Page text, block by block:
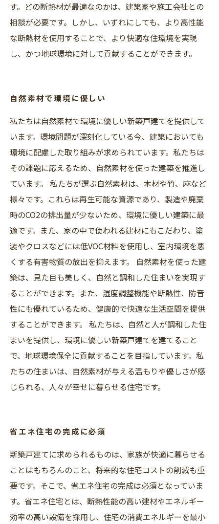
す。どの断熱材が最適なのかは、建築家や施工会社との
相談が必要です。しかし、いずれにしても、より高性能
な断熱材を使用することで、より快適な住環境を実現
し、かつ地球環境に対して貢献することができます。
自然素材で環境に優しい
私たちは自然素材で環境に優しい新築戸建てを提供して
います。環境問題が深刻化している今、建築においても
環境に配慮した取り組みが求められています。私たちは
その課題に応えるため、自然素材を使った建築を推進し
ています。 私たちが選ぶ自然素材は、木材や竹、麻など
様々です。これらは再生可能な資源であり、製造や廃棄
時のCO2の排出量が少ないため、環境に優しい建築に最
適です。また、家の中で使われる建材にもこだわり、塗
装やクロスなどには低VOC材料を使用し、室内環境を悪
くする有害物質の放出を抑えます。 自然素材を使った建
築は、見た目も美しく、自然と調和した住まいを実現す
ることができます。また、湿度調整機能や断熱性、防音
性にも優れているため、健康的で快適な生活空間を提供
することができます。 私たちは、自然と人が調和した住
まいを提供し、環境に優しい新築戸建てを建てること
で、地球環境保全に貢献することを目指しています。私
たちの住まいは、自然素材が与える温もりや優しさが感
じられる、人々が幸せに暮らせる住宅です。
省エネ住宅の完成に必須
新築戸建てに求められるものは、家族が快適に暮らせる
ことはもちろんのこと、将来的な住宅コストの削減も重
要です。そこで、省エネ住宅の完成は必須となっていま
す。省エネ住宅とは、断熱性能の高い建材やエネルギー
効率の高い設備を採用し、住宅の消費エネルギーを最小